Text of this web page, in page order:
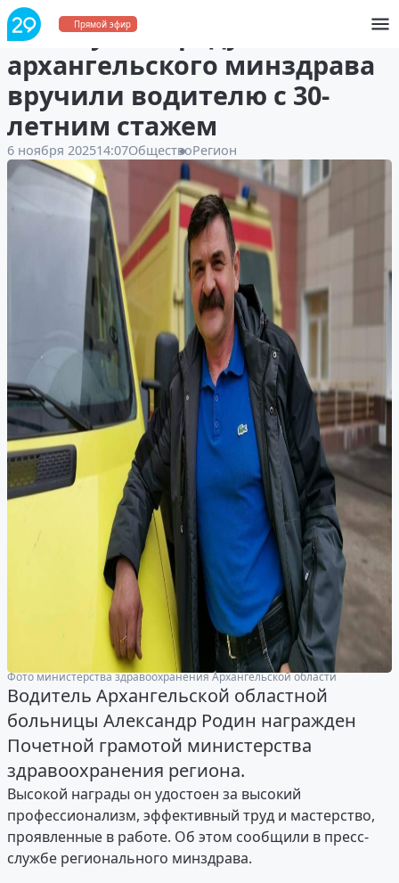
Прямой эфир
Высокую награду
архангельского минздрава
вручили водителю с 30-
летним стажем
6 ноября 202514:07ОбществоРегион
Фото министерства здравоохранения Архангельской области
Водитель Архангельской областной
больницы Александр Родин награжден
Почетной грамотой министерства
здравоохранения региона.
Высокой награды он удостоен за высокий
профессионализм, эффективный труд и мастерство,
проявленные в работе. Об этом сообщили в пресс-
службе регионального минздрава.